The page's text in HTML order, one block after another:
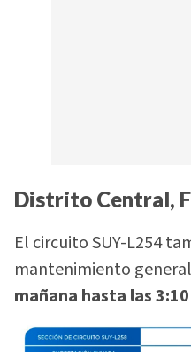
Distrito Central,
El circuito SUY-L254
mantenimiento
mañana hasta las